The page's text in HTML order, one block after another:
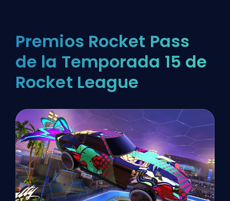
Premios Rocket Pass
de la Temporada 15 de
Rocket League